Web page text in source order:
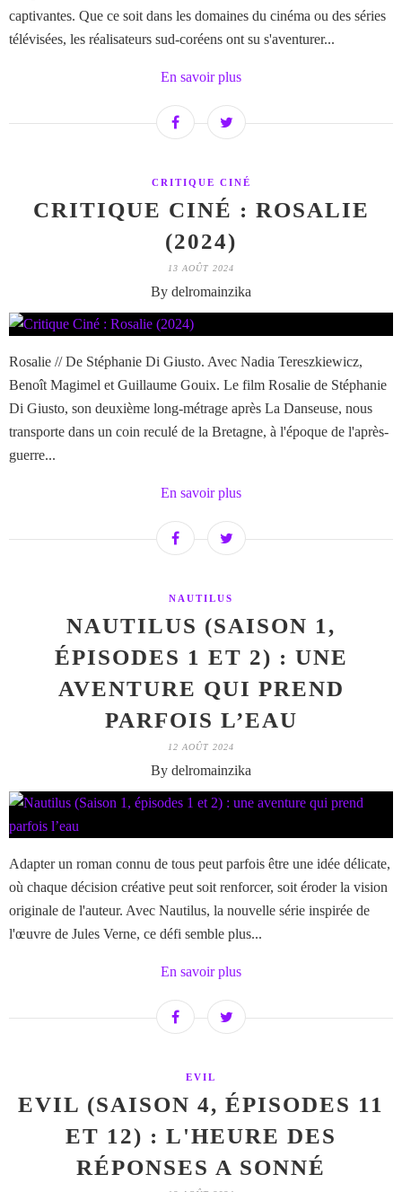
captivantes. Que ce soit dans les domaines du cinéma ou des séries
télévisées, les réalisateurs sud-coréens ont su s'aventurer...
En savoir plus
CRITIQUE CINÉ
CRITIQUE CINÉ : ROSALIE
(2024)
13 AOÛT 2024
By delromainzika
Rosalie // De Stéphanie Di Giusto. Avec Nadia Tereszkiewicz,
Benoît Magimel et Guillaume Gouix. Le film Rosalie de Stéphanie
Di Giusto, son deuxième long-métrage après La Danseuse, nous
transporte dans un coin reculé de la Bretagne, à l'époque de l'après-
guerre...
En savoir plus
NAUTILUS
NAUTILUS (SAISON 1,
ÉPISODES 1 ET 2) : UNE
AVENTURE QUI PREND
PARFOIS L’EAU
12 AOÛT 2024
By delromainzika
Adapter un roman connu de tous peut parfois être une idée délicate,
où chaque décision créative peut soit renforcer, soit éroder la vision
originale de l'auteur. Avec Nautilus, la nouvelle série inspirée de
l'œuvre de Jules Verne, ce défi semble plus...
En savoir plus
EVIL
EVIL (SAISON 4, ÉPISODES 11
ET 12) : L'HEURE DES
RÉPONSES A SONNÉ